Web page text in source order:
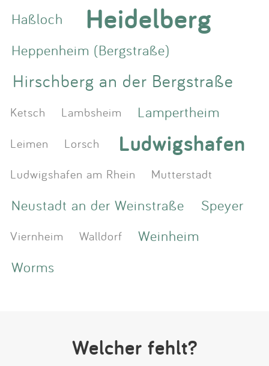
Haßloch Heidelberg
Heppenheim (Bergstraße)
Hirschberg an der Bergstraße
Ketsch Lambsheim Lampertheim
Leimen Lorsch Ludwigshafen
Ludwigshafen am Rhein Mutterstadt
Neustadt an der Weinstraße Speyer
Viernheim Walldorf
Weinheim
Worms
Welcher fehlt?